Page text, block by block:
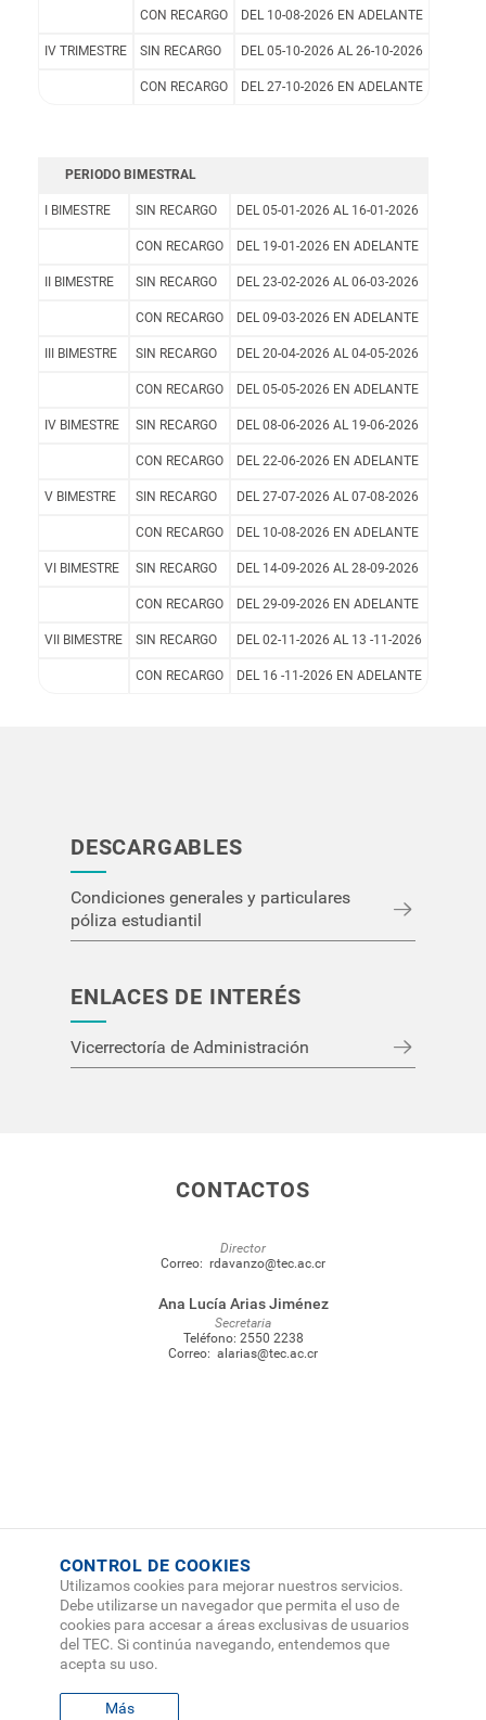
CON RECARGO DEL 10-08-2026 EN ADELANTE
IV TRIMESTRE SIN RECARGO DEL 05-10-2026 AL 26-10-2026
CON RECARGO DEL 27-10-2026 EN ADELANTE
PERIODO BIMESTRAL
I BIMESTRE SIN RECARGO DEL 05-01-2026 AL 16-01-2026
CON RECARGO DEL 19-01-2026 EN ADELANTE
II BIMESTRE SIN RECARGO DEL 23-02-2026 AL 06-03-2026
CON RECARGO DEL 09-03-2026 EN ADELANTE
III BIMESTRE SIN RECARGO DEL 20-04-2026 AL 04-05-2026
CON RECARGO DEL 05-05-2026 EN ADELANTE
IV BIMESTRE SIN RECARGO DEL 08-06-2026 AL 19-06-2026
CON RECARGO DEL 22-06-2026 EN ADELANTE
V BIMESTRE SIN RECARGO DEL 27-07-2026 AL 07-08-2026
CON RECARGO DEL 10-08-2026 EN ADELANTE
VI BIMESTRE SIN RECARGO DEL 14-09-2026 AL 28-09-2026
CON RECARGO DEL 29-09-2026 EN ADELANTE
VII BIMESTRE SIN RECARGO DEL 02-11-2026 AL 13 -11-2026
CON RECARGO DEL 16 -11-2026 EN ADELANTE
DESCARGABLES
Condiciones generales y particulares
póliza estudiantil
ENLACES DE INTERÉS
Vicerrectoría de Administración
CONTACTOS
Director
Correo: rdavanzo@tec.ac.cr
Ana Lucía Arias Jiménez
Secretaria
Teléfono: 2550 2238
Correo: alarias@tec.ac.cr
CONTROL DE COOKIES
Utilizamos cookies para mejorar nuestros servicios.
Debe utilizarse un navegador que permita el uso de
cookies para accesar a áreas exclusivas de usuarios
del TEC. Si continúa navegando, entendemos que
acepta su uso.
Más